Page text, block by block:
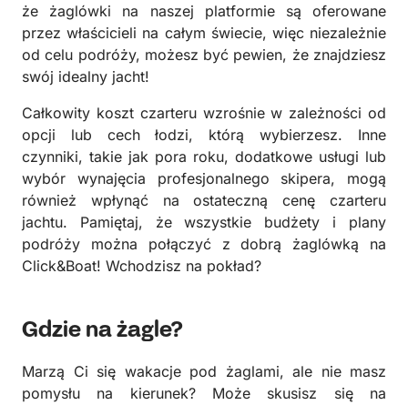
że żaglówki na naszej platformie są oferowane
przez właścicieli na całym świecie, więc niezależnie
od celu podróży, możesz być pewien, że znajdziesz
swój idealny jacht!
Całkowity koszt czarteru wzrośnie w zależności od
opcji lub cech łodzi, którą wybierzesz. Inne
czynniki, takie jak pora roku, dodatkowe usługi lub
wybór wynajęcia profesjonalnego skipera, mogą
również wpłynąć na ostateczną cenę czarteru
jachtu. Pamiętaj, że wszystkie budżety i plany
podróży można połączyć z dobrą żaglówką na
Click&Boat! Wchodzisz na pokład?
Gdzie na żagle?
Marzą Ci się wakacje pod żaglami, ale nie masz
pomysłu na kierunek? Może skusisz się na